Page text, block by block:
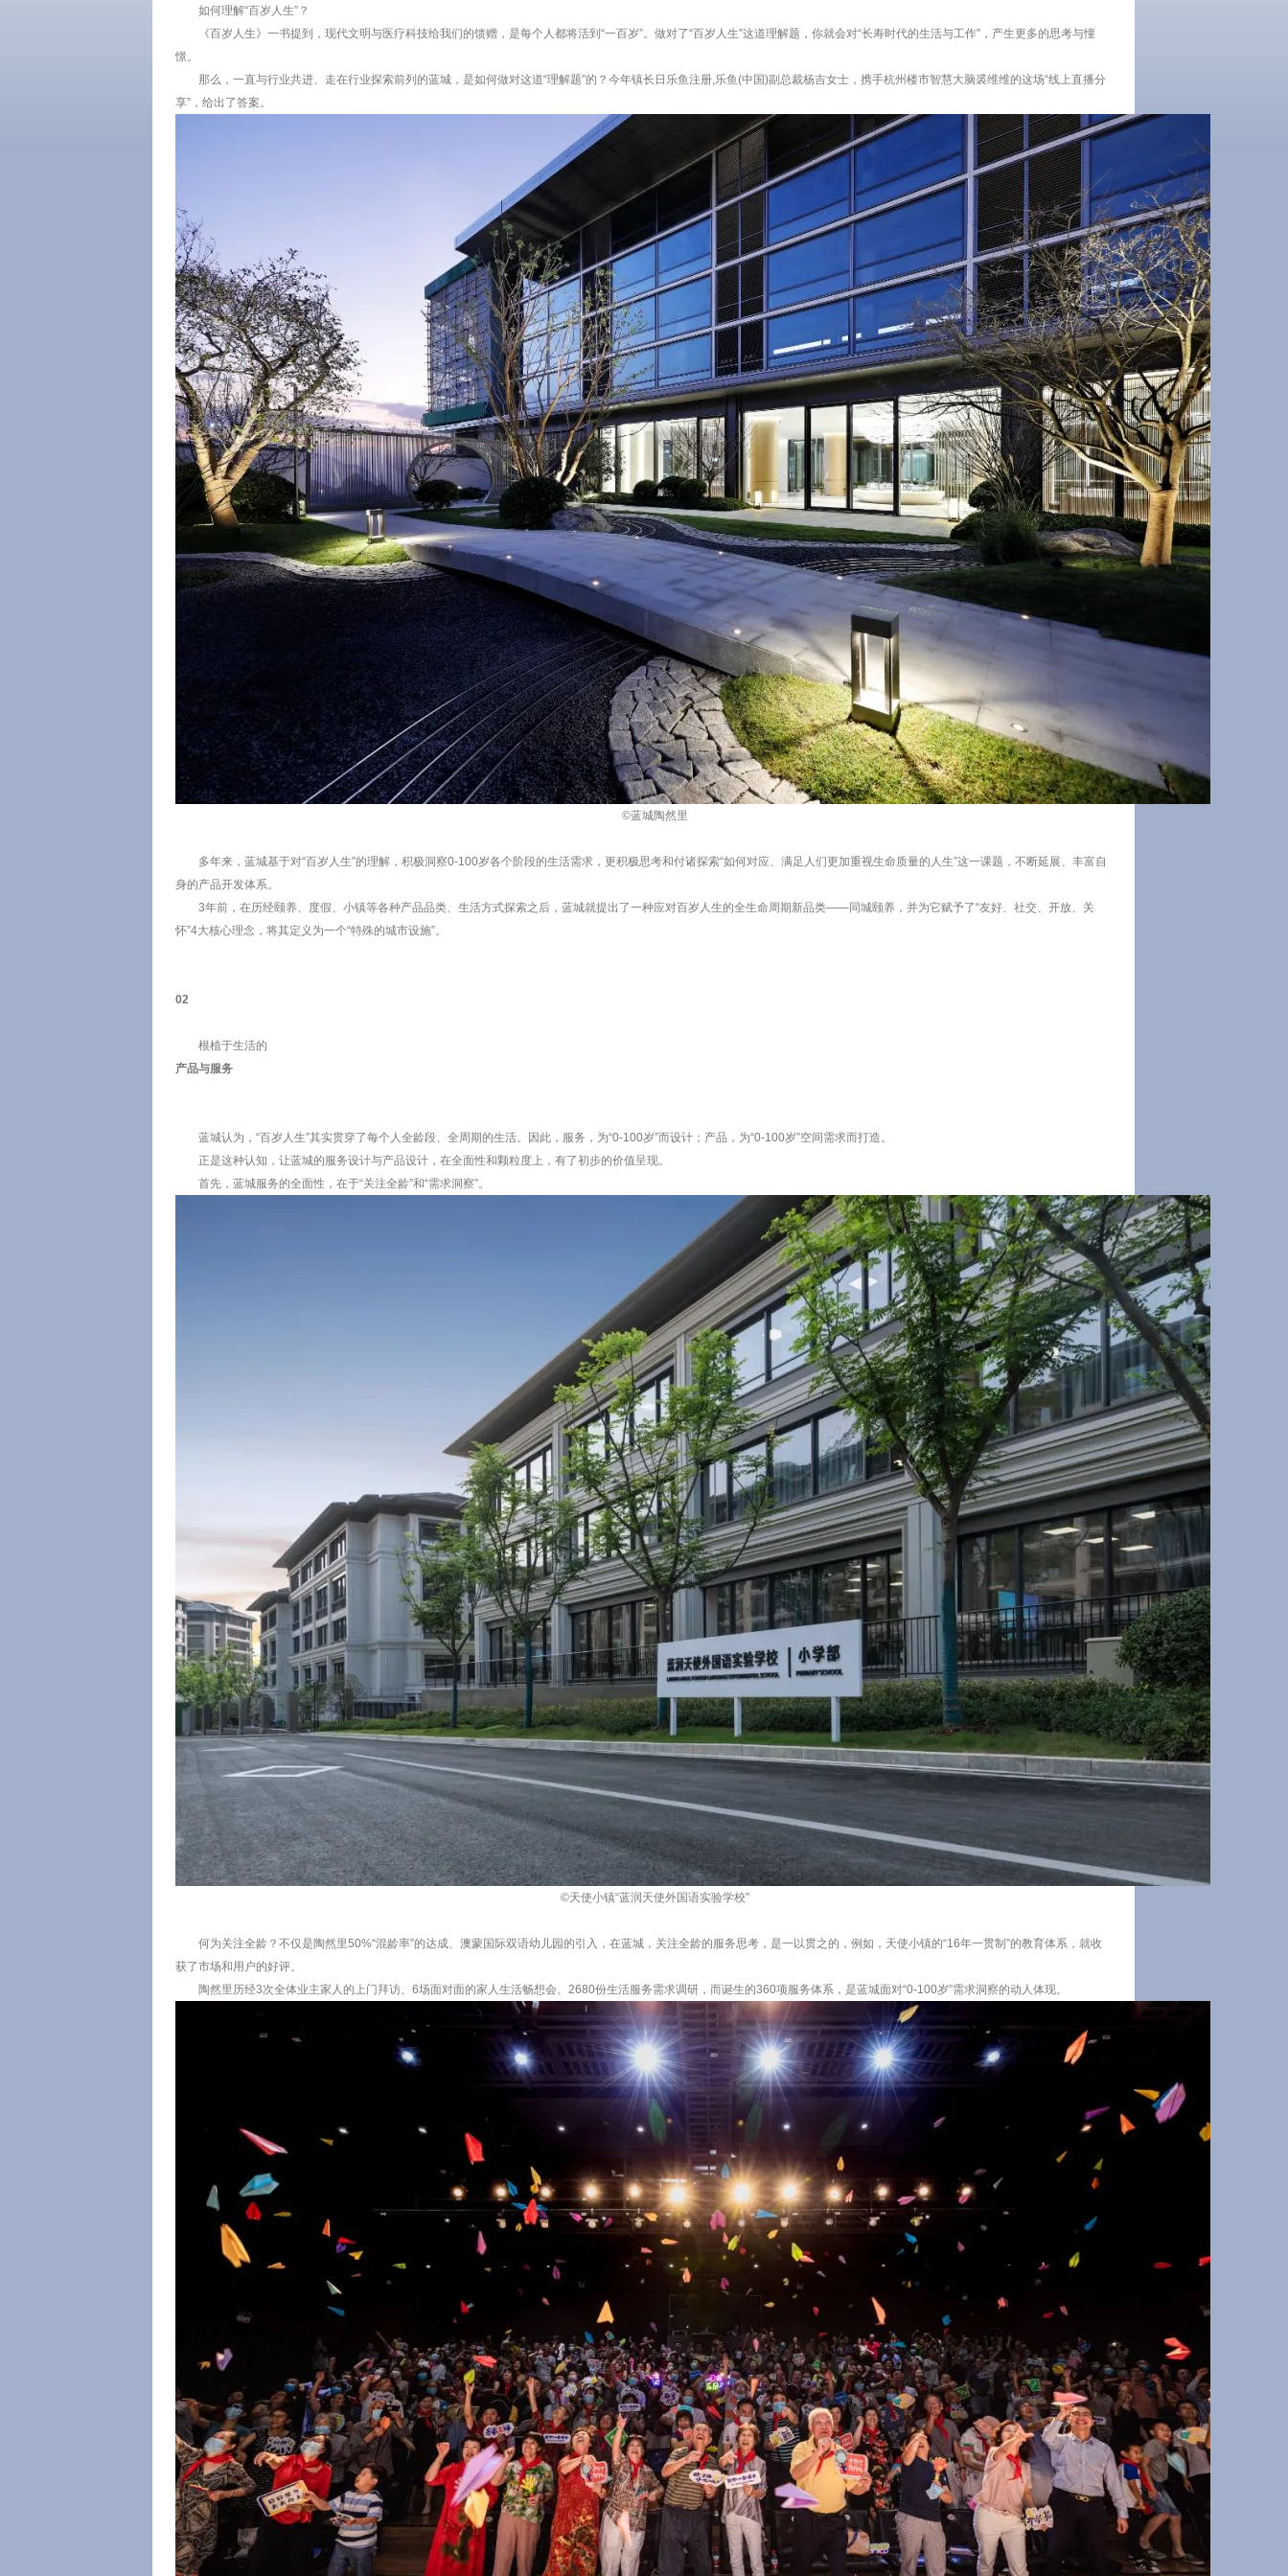
如何理解“百岁人生”？
《百岁人生》一书提到，现代文明与医疗科技给我们的馈赠，是每个人都将活到“一百岁”。做对了“百岁人生”这道理解题，你就会对“长寿时代的生活与工作”，产生更多的思考与憧
憬。
那么，一直与行业共进、走在行业探索前列的蓝城，是如何做对这道“理解题”的？今年镇长日乐鱼注册,乐鱼(中国)副总裁杨吉女士，携手杭州楼市智慧大脑裘维维的这场“线上直播分
享”，给出了答案。
©蓝城陶然里
多年来，蓝城基于对“百岁人生”的理解，积极洞察0-100岁各个阶段的生活需求，更积极思考和付诸探索“如何对应、满足人们更加重视生命质量的人生”这一课题，不断延展、丰富自
身的产品开发体系。
3年前，在历经颐养、度假、小镇等各种产品品类、生活方式探索之后，蓝城就提出了一种应对百岁人生的全生命周期新品类——同城颐养，并为它赋予了“友好、社交、开放、关
怀”4大核心理念，将其定义为一个“特殊的城市设施”。
02
根植于生活的
产品与服务
蓝城认为，“百岁人生”其实贯穿了每个人全龄段、全周期的生活。因此，服务，为“0-100岁”而设计；产品，为“0-100岁”空间需求而打造。
正是这种认知，让蓝城的服务设计与产品设计，在全面性和颗粒度上，有了初步的价值呈现。
首先，蓝城服务的全面性，在于“关注全龄”和“需求洞察”。
©天使小镇“蓝润天使外国语实验学校”
何为关注全龄？不仅是陶然里50%“混龄率”的达成、澳蒙国际双语幼儿园的引入，在蓝城，关注全龄的服务思考，是一以贯之的，例如，天使小镇的“16年一贯制”的教育体系，就收
获了市场和用户的好评。
陶然里历经3次全体业主家人的上门拜访、6场面对面的家人生活畅想会、2680份生活服务需求调研，而诞生的360项服务体系，是蓝城面对“0-100岁”需求洞察的动人体现。